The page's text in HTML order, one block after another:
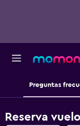
Preguntas
Reserva